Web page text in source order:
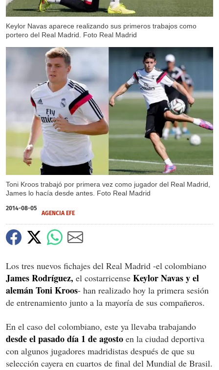
Keylor Navas aparece realizando sus primeros trabajos como
portero del Real Madrid. Foto Real Madrid
Toni Kroos trabajó por primera vez como jugador del Real Madrid,
James lo hacía desde antes. Foto Real Madrid
2014-08-05
AGENCIA EFE
Los tres nuevos fichajes del Real Madrid -el colombiano
James Rodríguez, el costarricense Keylor Navas y el
alemán Toni Kroos- han realizado hoy la primera sesión
de entrenamiento junto a la mayoría de sus compañeros.
En el caso del colombiano, este ya llevaba trabajando
desde el pasado día 1 de agosto en la ciudad deportiva
con algunos jugadores madridistas después de que su
selección cayera en cuartos de final del Mundial de Brasil.